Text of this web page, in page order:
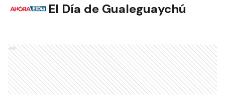
El Día de Gualeguaychú
Ads